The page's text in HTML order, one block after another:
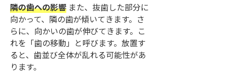
隣の歯への影響 また、抜歯した部分に
向かって、隣の歯が傾いてきます。さ
らに、向かいの歯が伸びてきます。こ
れを「歯の移動」と呼びます。放置す
ると、歯並び全体が乱れる可能性があ
ります。